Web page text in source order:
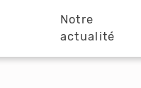
Notre
actualité